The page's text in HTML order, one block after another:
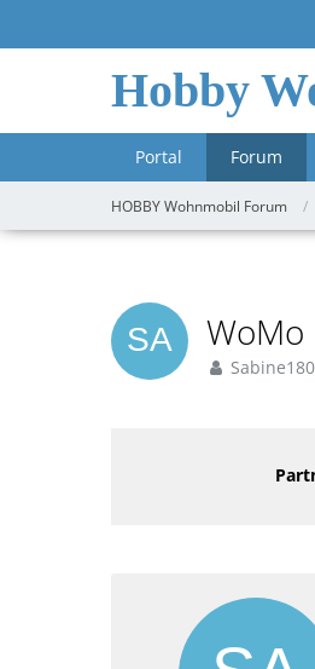
Hobby
Portal Forum
HOBBY Wohnmobil Forum
WoMo